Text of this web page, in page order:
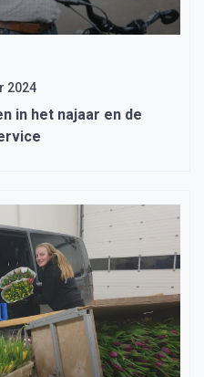
2024
in het najaar en de